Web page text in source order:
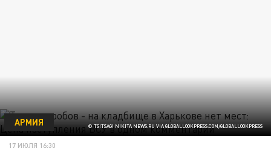
© TSITSAGI NIKITA NEWS.RU VIA GLOBALLOOKPRESS.COM/GLOBALLOOKPRESS
АРМИЯ
17 ИЮЛЯ 16:30